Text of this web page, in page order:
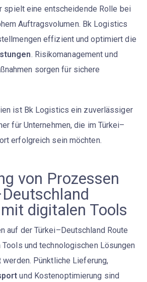
spielt eine entscheidende Rolle bei
Auftragsvolumen. Bk Logistics
effizient und optimiert die
. Risikomanagement und
sorgen für sichere
ist Bk Logistics ein zuverlässiger
für Unternehmen, die im Türkei–
erfolgreich sein möchten.
von Prozessen
digitalen Tools
auf der Türkei–Deutschland Route
und technologischen Lösungen
Pünktliche Lieferung,
und Kostenoptimierung sind